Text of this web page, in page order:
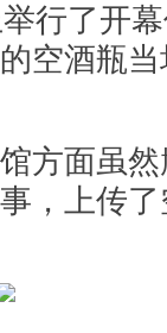
行了开
空酒瓶
面虽然
，上传